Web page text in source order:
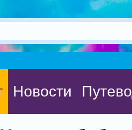
Новости